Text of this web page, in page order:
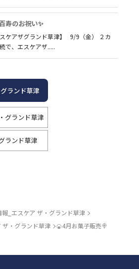
寿のお祝い✨
スケアザグランド草津】 9/9（金） ２カ
で、エスケアザ.....
ランド草津
グランド草津
ランド草津
報_エスケア ザ・グランド草津
ザ・グランド草津
🍘4月お菓子販売🍭